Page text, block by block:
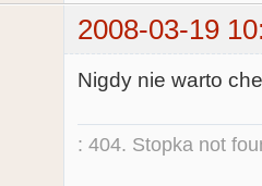
2008-03-19
Nigdy nie warto
: 404. Stopka not